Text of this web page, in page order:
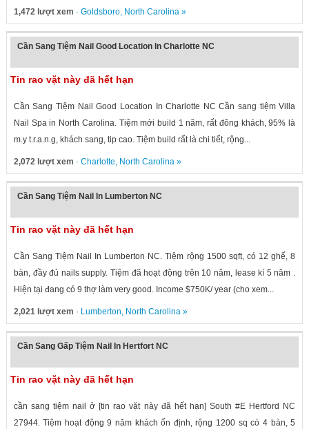
1,472 lượt xem · Goldsboro, North Carolina»
Cần Sang Tiệm Nail Good Location In Charlotte NC
Tin rao vặt này đã hết hạn
Cần Sang Tiệm Nail Good Location In Charlotte NC Cần sang tiệm Villa
Nail Spa in North Carolina. Tiệm mới build 1 năm, rất đông khách, 95% là
m.y t.r.a.n.g, khách sang, tip cao. Tiệm build rất là chi tiết, rộng...
2,072 lượt xem · Charlotte, North Carolina»
Cần Sang Tiệm Nail In Lumberton NC
Tin rao vặt này đã hết hạn
Cần Sang Tiệm Nail In Lumberton NC. Tiệm rộng 1500 sqft, có 12 ghế, 8
bàn, đầy đủ nails supply. Tiệm đã hoạt động trên 10 năm, lease kí 5 năm .
Hiện tại đang có 9 thợ làm very good. Income $750K/ year (cho xem...
2,021 lượt xem · Lumberton, North Carolina»
Cần Sang Gấp Tiệm Nail In Hertfort NC
Tin rao vặt này đã hết hạn
cần sang tiệm nail ở [tin rao vặt này đã hết hạn] South #E Hertford NC
27944. Tiệm hoạt động 9 năm khách ổn định, rộng 1200 sq có 4 bàn, 5